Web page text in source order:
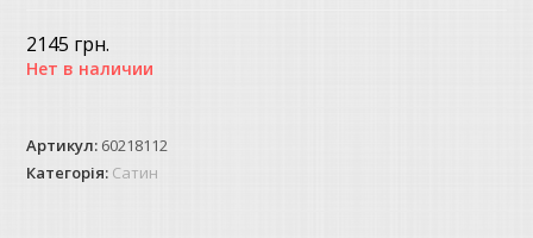
2145 грн.
Нет в наличии
Артикул: 60218112
Категорія: Сатин